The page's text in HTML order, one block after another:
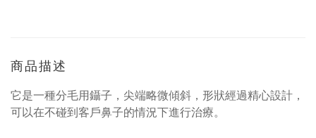
商品描述
它是一種分毛用鑷子，尖端略微傾斜，形狀經過精心設計，
可以在不碰到客戶鼻子的情況下進行治療。